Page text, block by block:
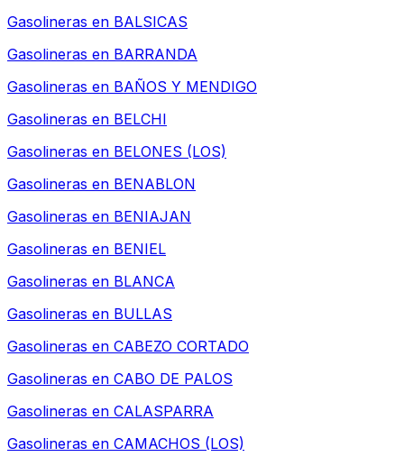
Gasolineras en BALSICAS
Gasolineras en BARRANDA
Gasolineras en BAÑOS Y MENDIGO
Gasolineras en BELCHI
Gasolineras en BELONES (LOS)
Gasolineras en BENABLON
Gasolineras en BENIAJAN
Gasolineras en BENIEL
Gasolineras en BLANCA
Gasolineras en BULLAS
Gasolineras en CABEZO CORTADO
Gasolineras en CABO DE PALOS
Gasolineras en CALASPARRA
Gasolineras en CAMACHOS (LOS)